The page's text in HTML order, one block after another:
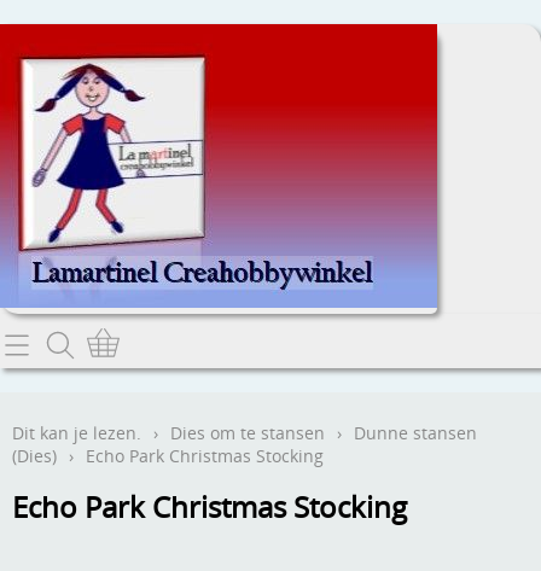
Home
Contact
Webwinkel
Dit kan je lezen. › Dies om te stansen › Dunne stansen
(Dies) › Echo Park Christmas Stocking
Echo Park Christmas Stocking